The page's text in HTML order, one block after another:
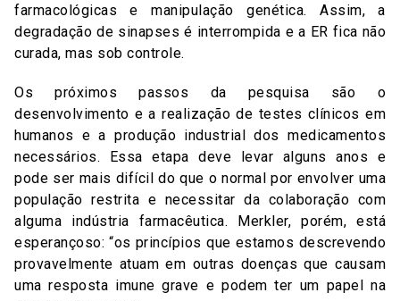
farmacológicas e manipulação genética. Assim, a
degradação de sinapses é interrompida e a ER fica não
curada, mas sob controle.
Os próximos passos da pesquisa são o
desenvolvimento e a realização de testes clínicos em
humanos e a produção industrial dos medicamentos
necessários. Essa etapa deve levar alguns anos e
pode ser mais difícil do que o normal por envolver uma
população restrita e necessitar da colaboração com
alguma indústria farmacêutica. Merkler, porém, está
esperançoso: “os princípios que estamos descrevendo
provavelmente atuam em outras doenças que causam
uma resposta imune grave e podem ter um papel na